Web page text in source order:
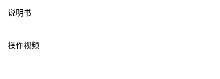
说明书
操作视频